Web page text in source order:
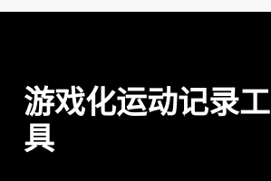
游戏化运动记录工
具